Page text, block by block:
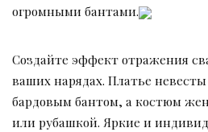
огромными бантами.
Создайте эффект отражения
ваших нарядах. Платье
бардовым бантом, а костюм
или рубашкой. Яркие и